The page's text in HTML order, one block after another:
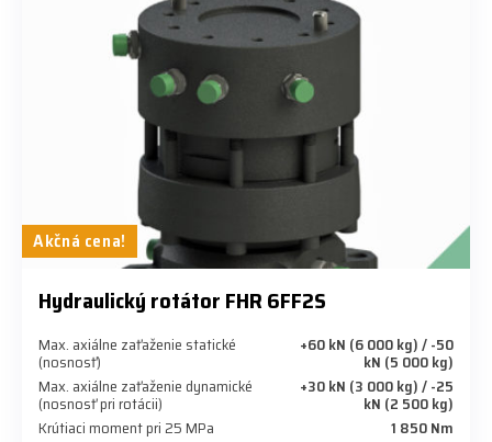
Akčná cena!
Hydraulický rotátor FHR 6FF2S
Max. axiálne zaťaženie statické
(nosnosť)
+60 kN (6 000 kg) / -50
kN (5 000 kg)
Max. axiálne zaťaženie dynamické
(nosnosť pri rotácii)
+30 kN (3 000 kg) / -25
kN (2 500 kg)
Krútiaci moment pri 25 MPa
1 850 Nm